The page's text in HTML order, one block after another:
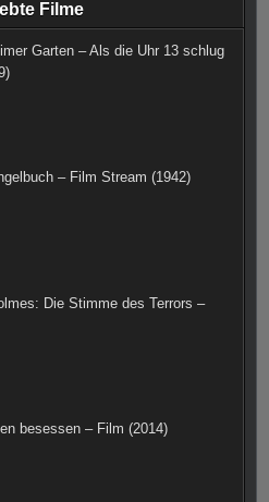
Filme
Garten – Als die Uhr 13 schlug
– Film Stream (1942)
Die Stimme des Terrors –
besessen – Film (2014)